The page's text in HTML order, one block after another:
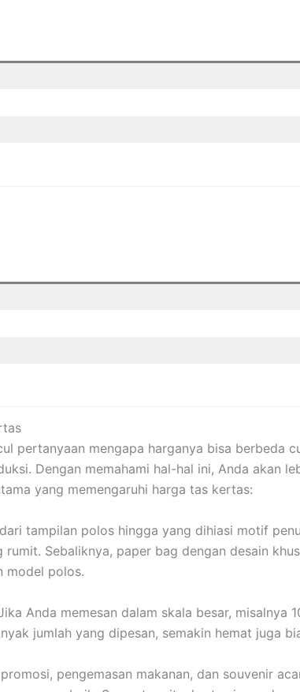
pertanyaan mengapa harganya bisa berbeda
Dengan memahami hal-hal ini, Anda akan
yang memengaruhi harga tas kertas:
tampilan polos hingga yang dihiasi motif
Sebaliknya, paper bag dengan desain
model polos.
Anda memesan dalam skala besar, misalnya
jumlah yang dipesan, semakin hemat juga
pengemasan makanan, dan souvenir